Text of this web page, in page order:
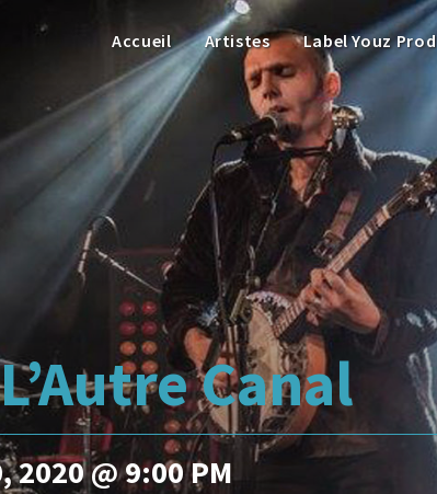
Accueil Artistes Label Youz Prod
Canal
2020 @ 9:00 PM